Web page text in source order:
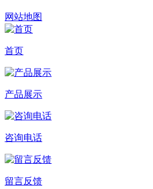
网站地图
首页
产品展示
咨询电话
留言反馈